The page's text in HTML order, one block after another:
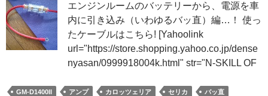
エンジンルームのバッテリーから、電源を車
内に引き込み（いわゆるバッ直）編…！ 使っ
たケーブルはこちら! [Yahoolink
url="https://store.shopping.yahoo.co.jp/dense
nyasan/0999918004k.html" str="N-SKILL OF
GM-D1400II アンプ カロッツェリア セリカ
バッ直